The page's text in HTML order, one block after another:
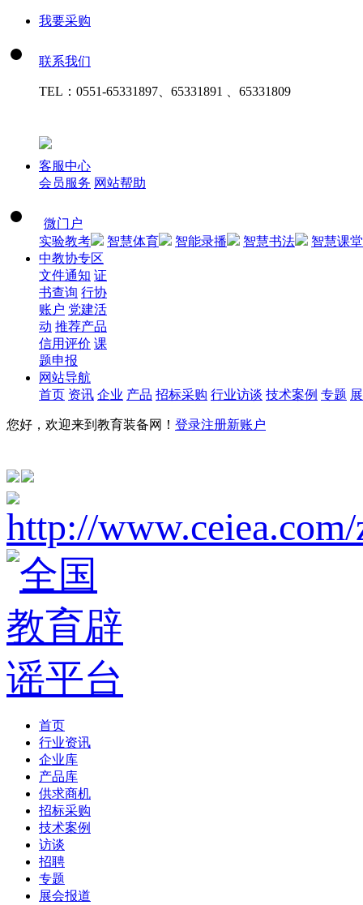
我要采购
联系我们
TEL： 0551-65331897、65331891 、65331809
客服中心
会员服务 网站帮助
微门户
实验教考
智慧体育 智能录播 智慧书法
智慧课堂
中教协专区
文件通知 证
书查询 行协
账户 党建活
动 推荐产品
信用评价 课
题申报
网站导航
首页 资讯 企业 产品 招标采购 行业访谈 技术案例 专题
您好，欢迎来到教育装备网！ 登录注册新账户
首页
行业资讯
企业库
产品库
供求商机
招标采购
技术案例
访谈
招聘
专题
展会报道